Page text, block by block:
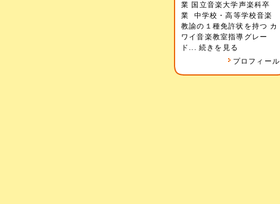
業 国立音楽大学声楽科卒
業 中学校・高等学校音楽
教諭の１種免許状を持つ カ
ワイ音楽教室指導グレー
ド... 続きを見る
プロフィール